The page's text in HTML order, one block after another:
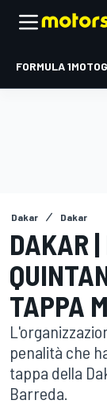
FORMULA 1
Dakar Dakar
DAKAR
TAPPA
penalità che
tappa della
Barreda.